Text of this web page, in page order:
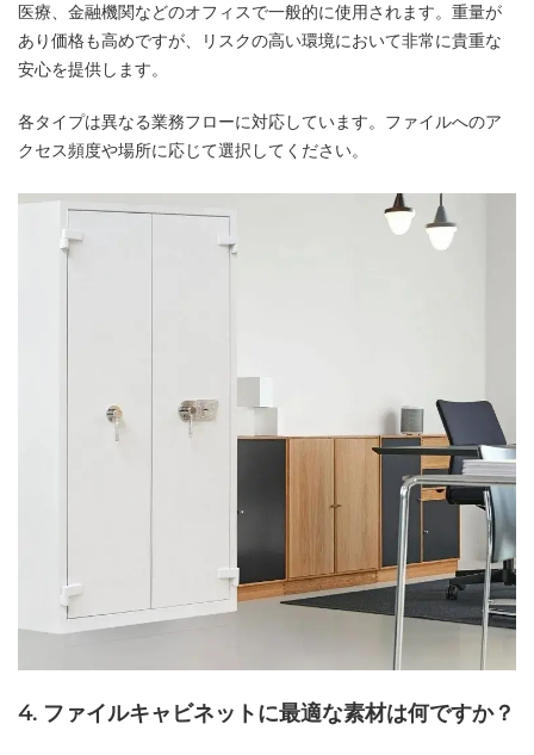
医療、金融機関などのオフィスで一般的に使用されます。重量が
あり価格も高めですが、リスクの高い環境において非常に貴重な
安心を提供します。
各タイプは異なる業務フローに対応しています。ファイルへのア
クセス頻度や場所に応じて選択してください。
4. ファイルキャビネットに最適な素材は何ですか？